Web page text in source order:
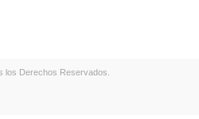
los Derechos Reservados.